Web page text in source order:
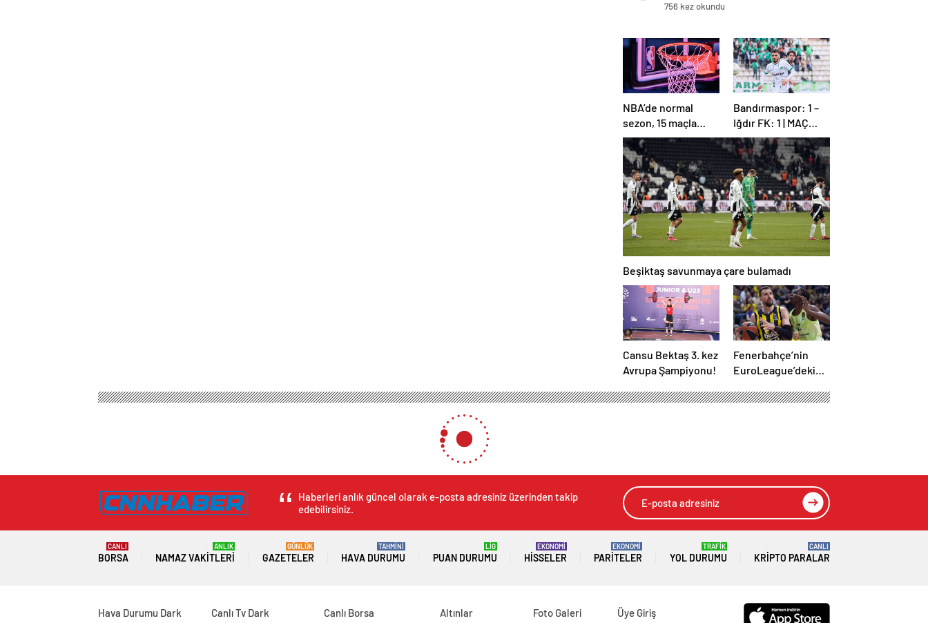
756 kez okundu
NBA’de normal
sezon, 15 maçla
sona erdi
Bandırmaspor: 1 –
Iğdır FK: 1 | MAÇ
SONUCU
Beşiktaş savunmaya çare bulamadı
Cansu Bektaş 3. kez
Avrupa Şampiyonu!
Fenerbahçe’nin
EuroLeague’deki
Haberleri anlık güncel olarak e-posta adresiniz üzerinden takip
edebilirsiniz.
BORSA
CANLI
NAMAZ VAKITLERI
ANLIK
GAZETELER
GÜNLÜK
HAVA DURUMU
TAHMİNİ
PUAN DURUMU
LİG
HISSELER
EKONOMİ
PARITELER
EKONOMİ
YOL DURUMU
TRAFİK
KRIPTO PARALAR
CANLI
Hava Durumu Dark Canlı Tv Dark Canlı Borsa Altınlar Foto Galeri Üye Giriş